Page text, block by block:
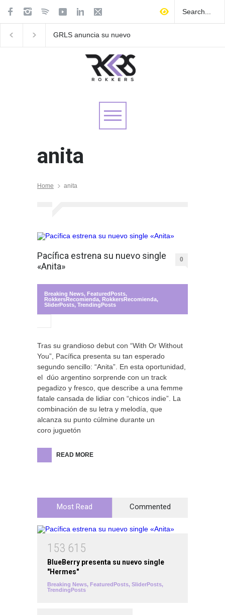
GRLS anuncia su nuevo
anita
Home anita
Pacífica estrena su nuevo single
«Anita»
0
Breaking News, FeaturedPosts,
RokkersRecomienda, RokkersRecomienda,
SliderPosts, TrendingPosts
Tras su grandioso debut con “With Or Without
You”, Pacífica presenta su tan esperado
segundo sencillo: “Anita”. En esta oportunidad,
el dúo argentino sorprende con un track
pegadizo y fresco, que describe a una femme
fatale cansada de lidiar con “chicos indie”. La
combinación de su letra y melodía, que
alcanza su punto cúlmine durante un
coro juguetón
READ MORE
Most Read Commented
1 53 61 5
BlueBerry presenta su nuevo single
"Hermes"
Breaking News, FeaturedPosts, SliderPosts,
TrendingPosts